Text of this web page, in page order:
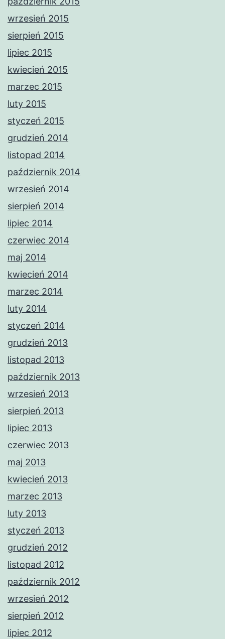
wrzesień 2015
sierpień 2015
lipiec 2015
kwiecień 2015
marzec 2015
luty 2015
styczeń 2015
grudzień 2014
listopad 2014
październik 2014
wrzesień 2014
sierpień 2014
lipiec 2014
czerwiec 2014
maj 2014
kwiecień 2014
marzec 2014
luty 2014
styczeń 2014
grudzień 2013
listopad 2013
październik 2013
wrzesień 2013
sierpień 2013
lipiec 2013
czerwiec 2013
maj 2013
kwiecień 2013
marzec 2013
luty 2013
styczeń 2013
grudzień 2012
listopad 2012
październik 2012
wrzesień 2012
sierpień 2012
lipiec 2012